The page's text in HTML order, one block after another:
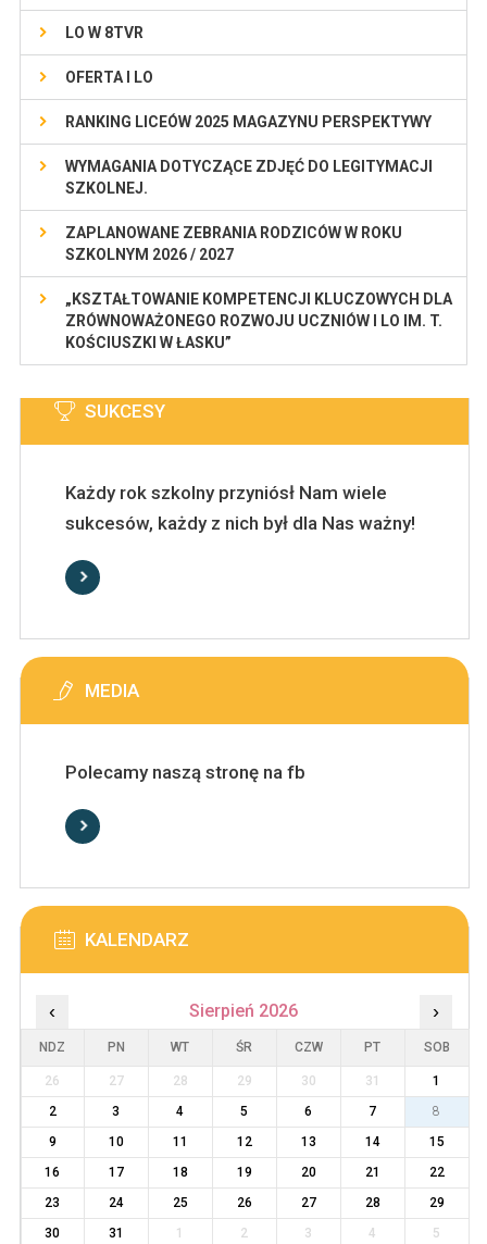
LO W 8TVR
OFERTA I LO
RANKING LICEÓW 2025 MAGAZYNU PERSPEKTYWY
WYMAGANIA DOTYCZĄCE ZDJĘĆ DO LEGITYMACJI
SZKOLNEJ.
ZAPLANOWANE ZEBRANIA RODZICÓW W ROKU
SZKOLNYM 2026 / 2027
„KSZTAŁTOWANIE KOMPETENCJI KLUCZOWYCH DLA
ZRÓWNOWAŻONEGO ROZWOJU UCZNIÓW I LO IM. T.
KOŚCIUSZKI W ŁASKU”
SUKCESY
Każdy rok szkolny przyniósł Nam wiele
sukcesów, każdy z nich był dla Nas ważny!
MEDIA
Polecamy naszą stronę na fb
KALENDARZ
‹ Sierpień 2026 ›
NDZ PN WT ŚR CZW PT SOB
26 27 28 29 30 31
1
2
3 4 5 6 7
8
9
10 11 12 13 14
15
16
17 18 19 20 21
22
23
24 25 26 27 28
29
30
31 1 2 3 4 5